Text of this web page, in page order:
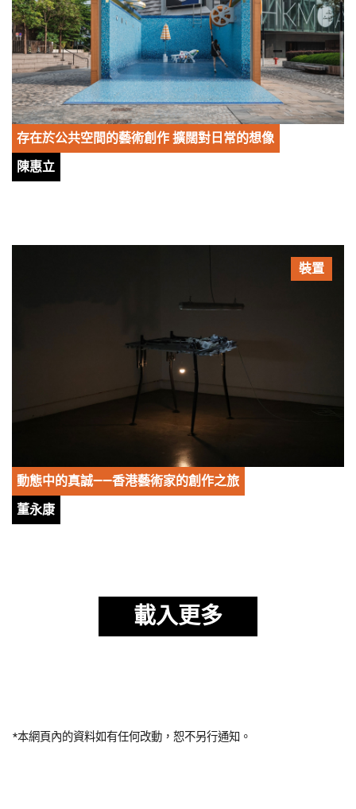
存在於公共空間的藝術創作 擴闊對日常的想像
陳惠立
裝置
動態中的真誠——香港藝術家的創作之旅
董永康
載入更多
*本網頁內的資料如有任何改動，恕不另行通知。